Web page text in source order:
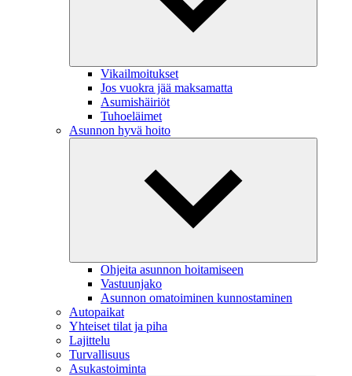
Vikailmoitukset
Jos vuokra jää maksamatta
Asumishäiriöt
Tuhoeläimet
Asunnon hyvä hoito
Ohjeita asunnon hoitamiseen
Vastuunjako
Asunnon omatoiminen kunnostaminen
Autopaikat
Yhteiset tilat ja piha
Lajittelu
Turvallisuus
Asukastoiminta